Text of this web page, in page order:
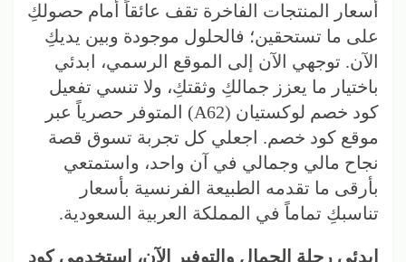
أسعار المنتجات الفاخرة تقف عائقاً أمام حصولكِ
على ما تستحقين؛ فالحلول موجودة وبين يديكِ
الآن. توجهي الآن إلى الموقع الرسمي، ابدئي
باختيار ما يعزز جمالكِ وثقتكِ، ولا تنسي تفعيل
كود خصم لوكستيان (A62) المتوفر حصرياً عبر
موقع كود خصم. اجعلي كل تجربة تسوق قصة
نجاح مالي وجمالي في آن واحد، واستمتعي
بأرقى ما تقدمه الطبيعة الفرنسية بأسعار
تناسبكِ تماماً في المملكة العربية السعودية.
ابدئي رحلة الجمال والتوفير الآن، استخدمي كود